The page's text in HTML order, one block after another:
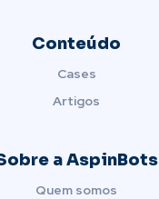
Conteúdo
Cases
Artigos
a AspinBots
Quem somos